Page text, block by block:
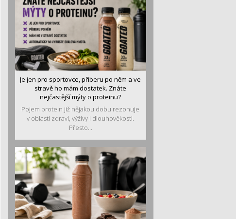
Je jen pro sportovce, přiberu po něm a ve
stravě ho mám dostatek. Znáte
nejčastější mýty o proteinu?
Pojem protein již nějakou dobu rezonuje
v oblasti zdraví, výživy i dlouhověkosti.
Přesto...